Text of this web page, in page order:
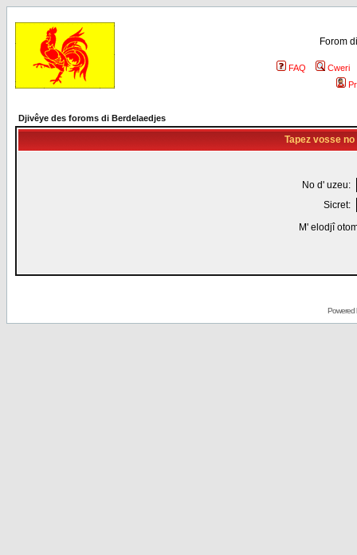
Forom
FAQ
Cweri
Djivêye des foroms di Berdelaedjes
Tapez vosse
No d' uzeu:
Sicret:
M' elodjî
Powered